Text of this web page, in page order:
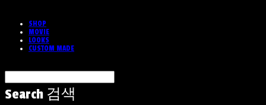
SHOP
MOVIE
LOOKS
CUSTOM MADE
Search 검색